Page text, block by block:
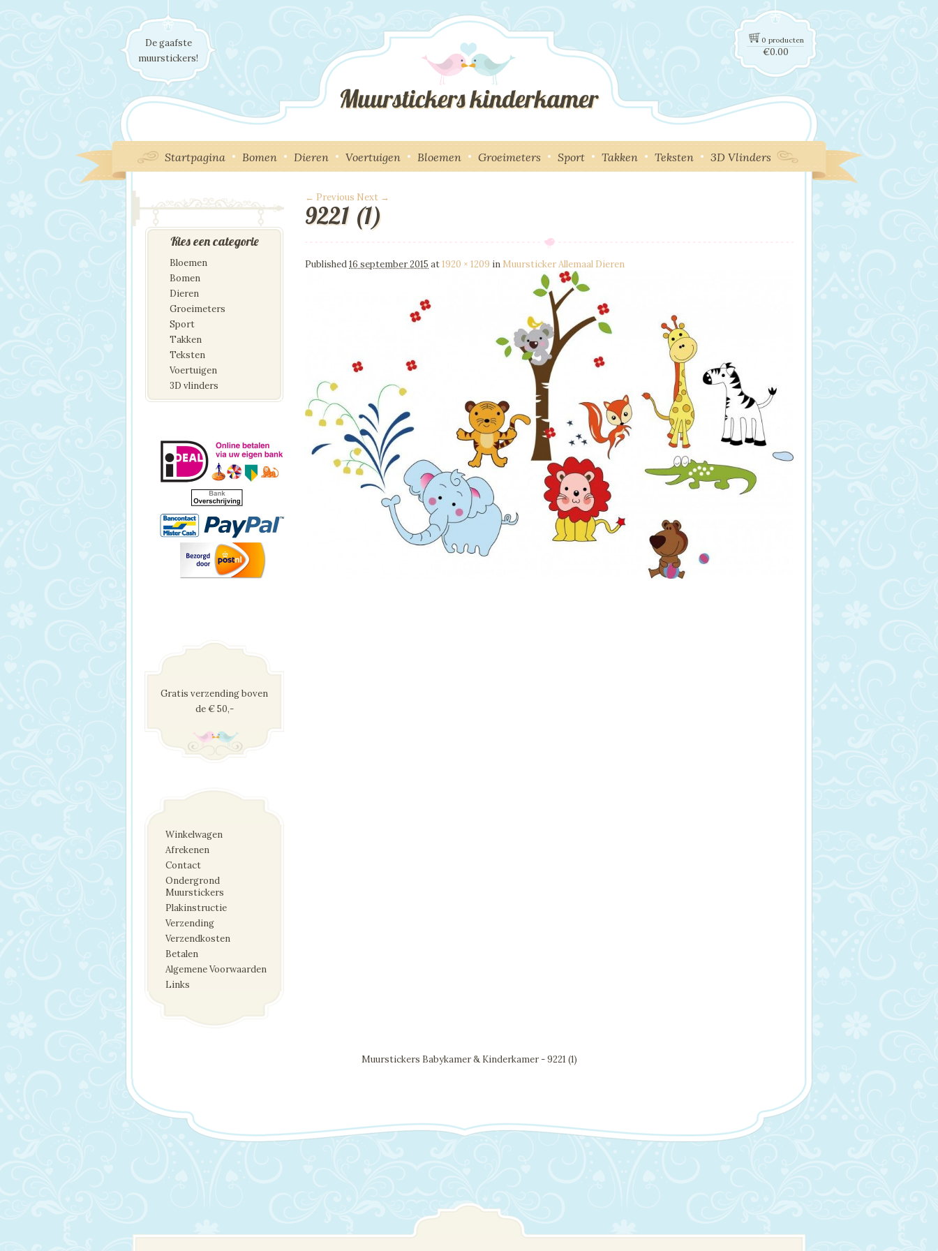
De gaafste
muurstickers!
0 producten
€0.00
Startpagina Bomen Dieren Voertuigen Bloemen Groeimeters Sport Takken Teksten 3D Vlinders
Image navigation
← Previous Next →
9221 (1)
Published16 september 2015 at1920 × 1209 in Muursticker Allemaal Dieren
Kies een categorie
Bloemen
Bomen
Dieren
Groeimeters
Sport
Takken
Teksten
Voertuigen
3D vlinders
Gratis verzending boven
de € 50,-
Winkelwagen
Afrekenen
Contact
Ondergrond
Muurstickers
Plakinstructie
Verzending
Verzendkosten
Betalen
Algemene Voorwaarden
Links
Muurstickers Babykamer & Kinderkamer - 9221 (1)